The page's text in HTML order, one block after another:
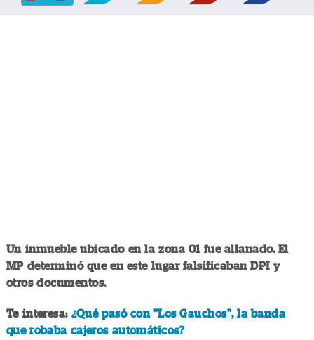
Un inmueble ubicado en la zona 01 fue allanado. El
MP determinó que en este lugar falsificaban DPI y
otros documentos.
Te interesa: ¿Qué pasó con "Los Gauchos", la banda
que robaba cajeros automáticos?